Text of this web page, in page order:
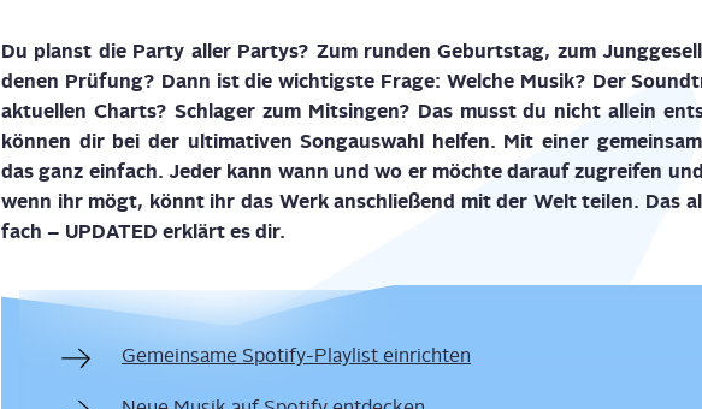
Du planst die Par­ty aller Par­tys? Zum run­den Geburts­tag, zum
de­nen Prü­fung? Dann ist die wich­tigs­te Fra­ge: Wel­che Musik? Der
aktu­el­len Charts? Schla­ger zum Mit­sin­gen? Das musst du nicht allein
kön­nen dir bei der ulti­ma­ti­ven Song­aus­wahl hel­fen. Mit einer
das ganz ein­fach. Jeder kann wann und wo er möch­te dar­auf zugrei­fen
wenn ihr mögt, könnt ihr das Werk anschlie­ßend mit der Welt tei­len. Das
fach – UPDATED erklärt es dir.
Gemein­sa­me Spo­ti­fy-Play­list einrichten